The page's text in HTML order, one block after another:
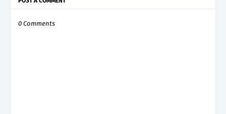
0 Comments